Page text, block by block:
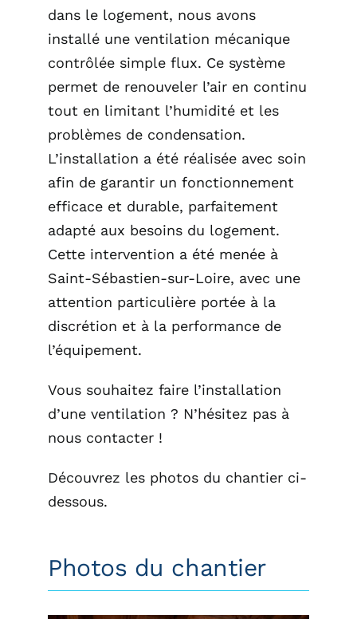
dans le logement, nous avons
installé une ventilation mécanique
contrôlée simple flux. Ce système
permet de renouveler l’air en continu
tout en limitant l’humidité et les
problèmes de condensation.
L’installation a été réalisée avec soin
afin de garantir un fonctionnement
efficace et durable, parfaitement
adapté aux besoins du logement.
Cette intervention a été menée à
Saint-Sébastien-sur-Loire, avec une
attention particulière portée à la
discrétion et à la performance de
l’équipement.
Vous souhaitez faire l’installation
d’une ventilation ? N’hésitez pas à
nous contacter !
Découvrez les photos du chantier ci-
dessous.
Photos du chantier